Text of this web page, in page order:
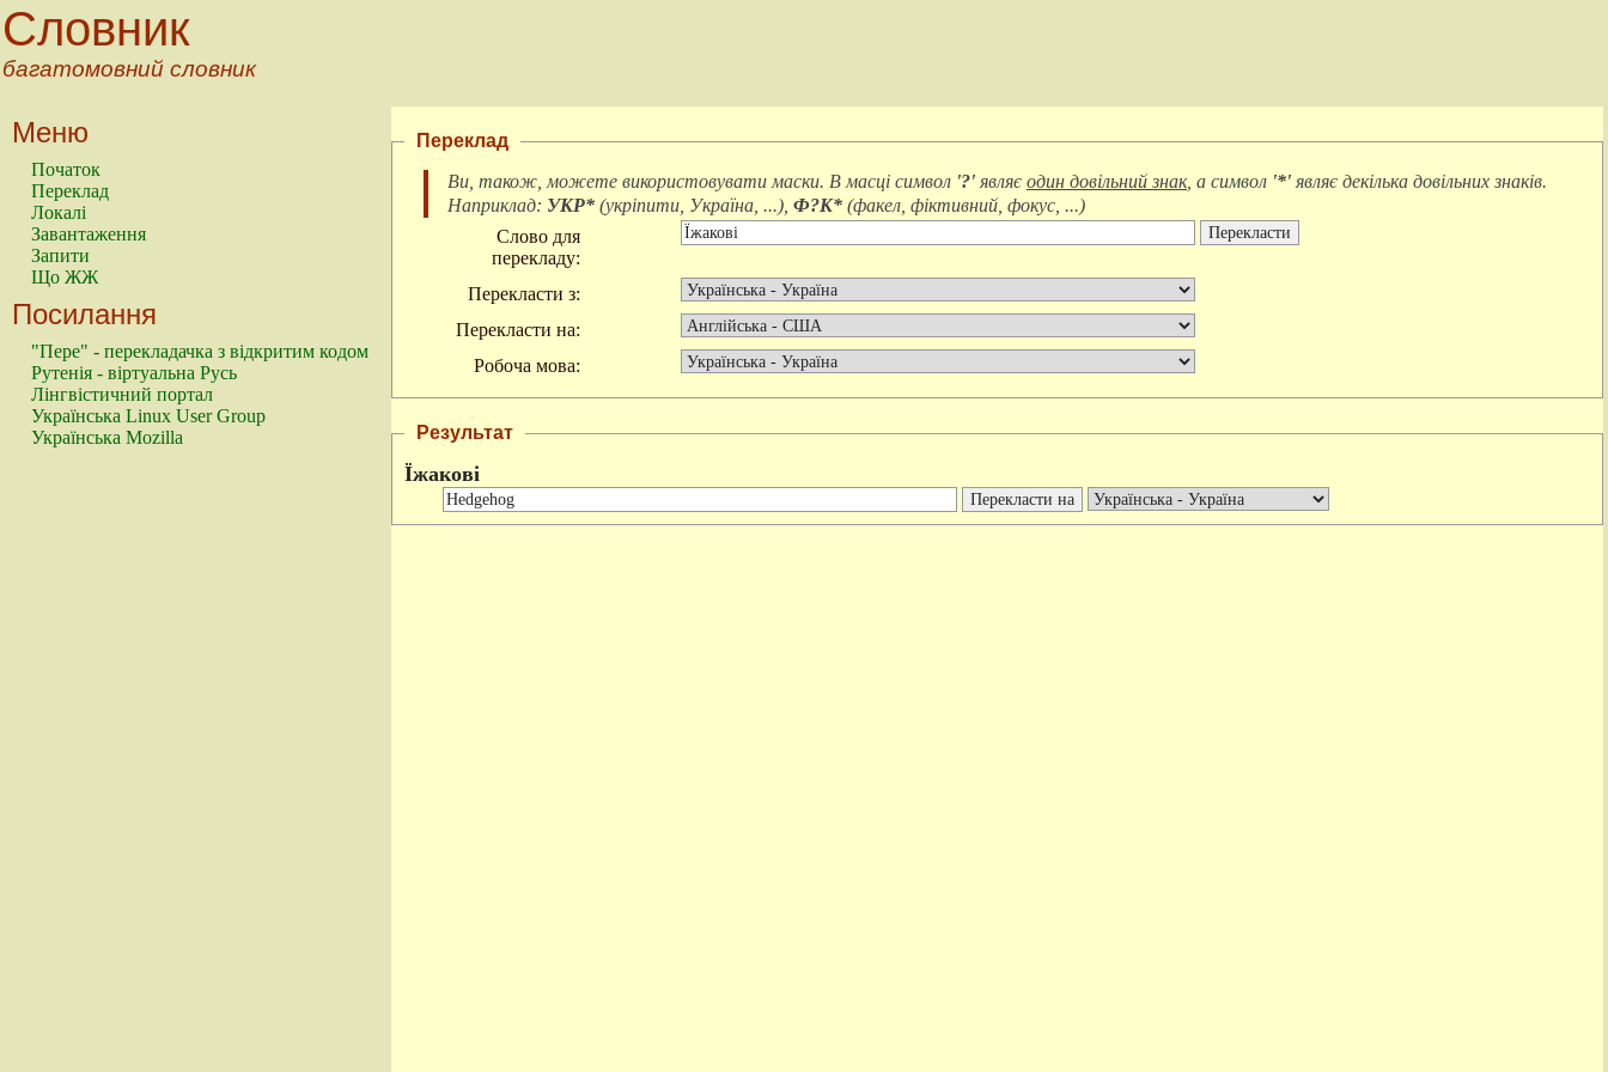
Словник
багатомовний словник
Меню
Початок
Переклад
Локалі
Завантаження
Запити
Що ЖЖ
Посилання
"Пере" - перекладачка з відкритим кодом
Рутенія - віртуальна Русь
Лінгвістичний портал
Українська Linux User Group
Українська Mozilla
Переклад
Ви, також, можете використовувати маски. В масці символ '?' являє один довільний знак, а символ '*' являє декілька довільних знаків.
Наприклад: УКР* (укріпити, Україна, ...), Ф?К* (факел, фіктивний, фокус, ...)
Слово для
перекладу:
Перекласти з:
Перекласти на:
Робоча мова:
Результат
Їжакові